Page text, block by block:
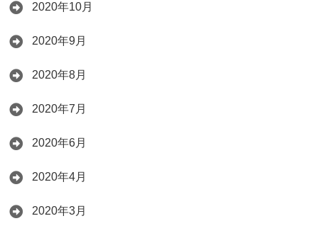
2020年10月
2020年9月
2020年8月
2020年7月
2020年6月
2020年4月
2020年3月